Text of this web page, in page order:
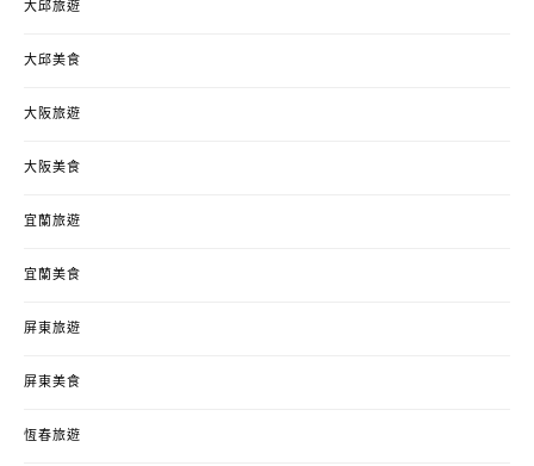
大邱旅遊
大邱美食
大阪旅遊
大阪美食
宜蘭旅遊
宜蘭美食
屏東旅遊
屏東美食
恆春旅遊